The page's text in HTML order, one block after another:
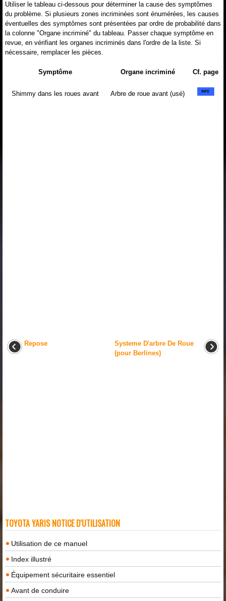
Utiliser le tableau ci-dessous pour déterminer la cause des symptômes
du problème. Si plusieurs zones incriminées sont énumérées, les causes
éventuelles des symptômes sont présentées par ordre de probabilité dans
la colonne "Organe incriminé" du tableau. Passer chaque symptôme en
revue, en vérifiant les organes incriminés dans l'ordre de la liste. Si
nécessaire, remplacer les pièces.
Symptôme Organe incriminé Cf. page
Shimmy dans les roues avant Arbre de roue avant (usé)
Repose
Systeme D'arbre De Roue
(pour Berlines)
TOYOTA YARIS NOTICE D'UTILISATION
Utilisation de ce manuel
Index illustré
Équipement sécuritaire essentiel
Avant de conduire